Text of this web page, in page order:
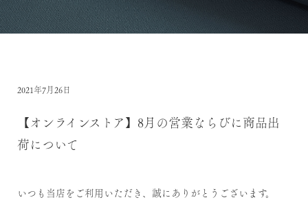
2021年7月26日
【オンラインストア】8月の営業ならびに商品出
荷について
いつも当店をご利用いただき、誠にありがとうございます。